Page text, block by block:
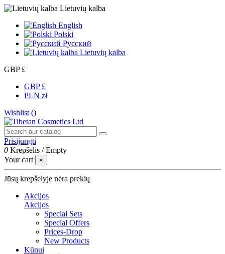
Lietuvių kalba
English
Polski
Русский
Lietuvių kalba
GBP £
GBP £
PLN zł
Wishlist ()
Prisijungti
0 Krepšelis /Empty
Your cart
×
Jūsų krepšelyje nėra prekių
Akcijos
Akcijos
Special Sets
Special Offers
Prices-Drop
New Products
Kūnui